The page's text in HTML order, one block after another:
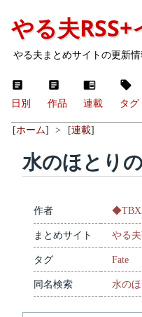
やる夫
やる夫まとめサイトの更新
日別 作品 連載 タグ
[ホーム] > [連載]
水のほとり
作者
まとめサイト やる
タグ Fate
同名検索 水の